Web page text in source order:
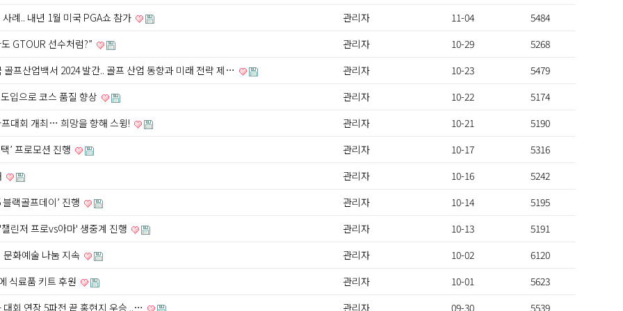
례.. 내년 1월 미국 PGA쇼 참가 관리자 11-04
5484
GTOUR 선수처럼?”
관리자 10-29
5268
프산업백서 2024 발간.. 골프 산업 동향과 미래 전략 제…
관리자 10-23
5479
입으로 코스 품질 향상
관리자 10-22
5174
대회 개최… 희망을 향해 스윙!
관리자 10-21
5190
’ 프로모션 진행
관리자 10-17
5316
관리자 10-16
5242
랙골프데이’ 진행
관리자 10-14
5195
린저 프로vs아마' 생중계 진행
관리자 10-13
5191
화예술 나눔 지속
관리자 10-02
6120
식료품 키트 후원
관리자 10-01
5623
대회 연장 5파전 끝 홍현지 우승 ..…
관리자 09-30 5539